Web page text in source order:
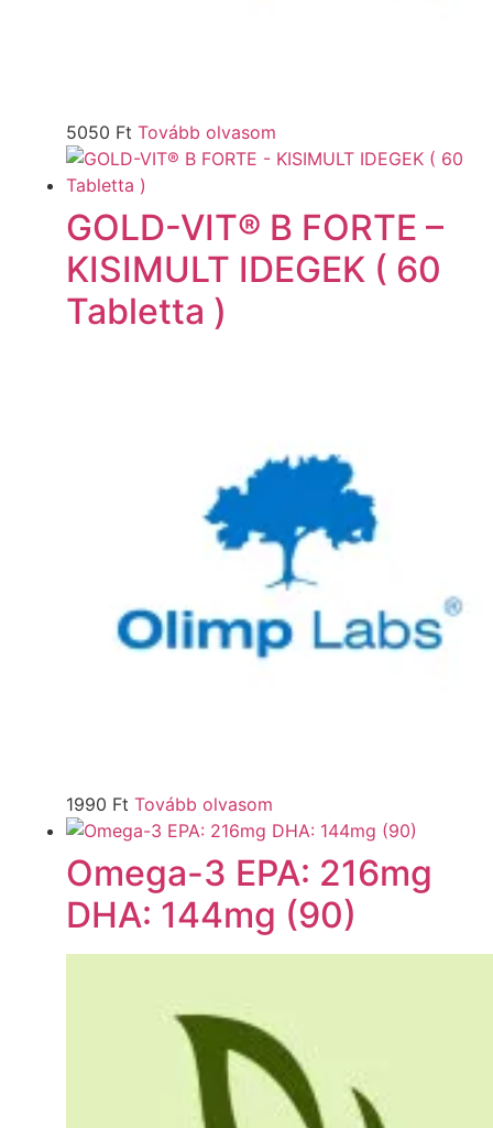
5050 Ft Tovább olvasom
GOLD-VIT® B FORTE –
KISIMULT IDEGEK ( 60
Tabletta )
1990 Ft Tovább olvasom
Omega-3 EPA: 216mg
DHA: 144mg (90)